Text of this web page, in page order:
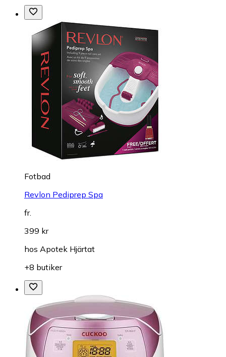
Fotbad
Revlon Pediprep Spa
fr.
399 kr
hos Apotek Hjärtat
+8 butiker